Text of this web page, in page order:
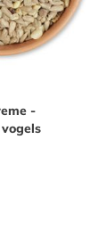
-
van de